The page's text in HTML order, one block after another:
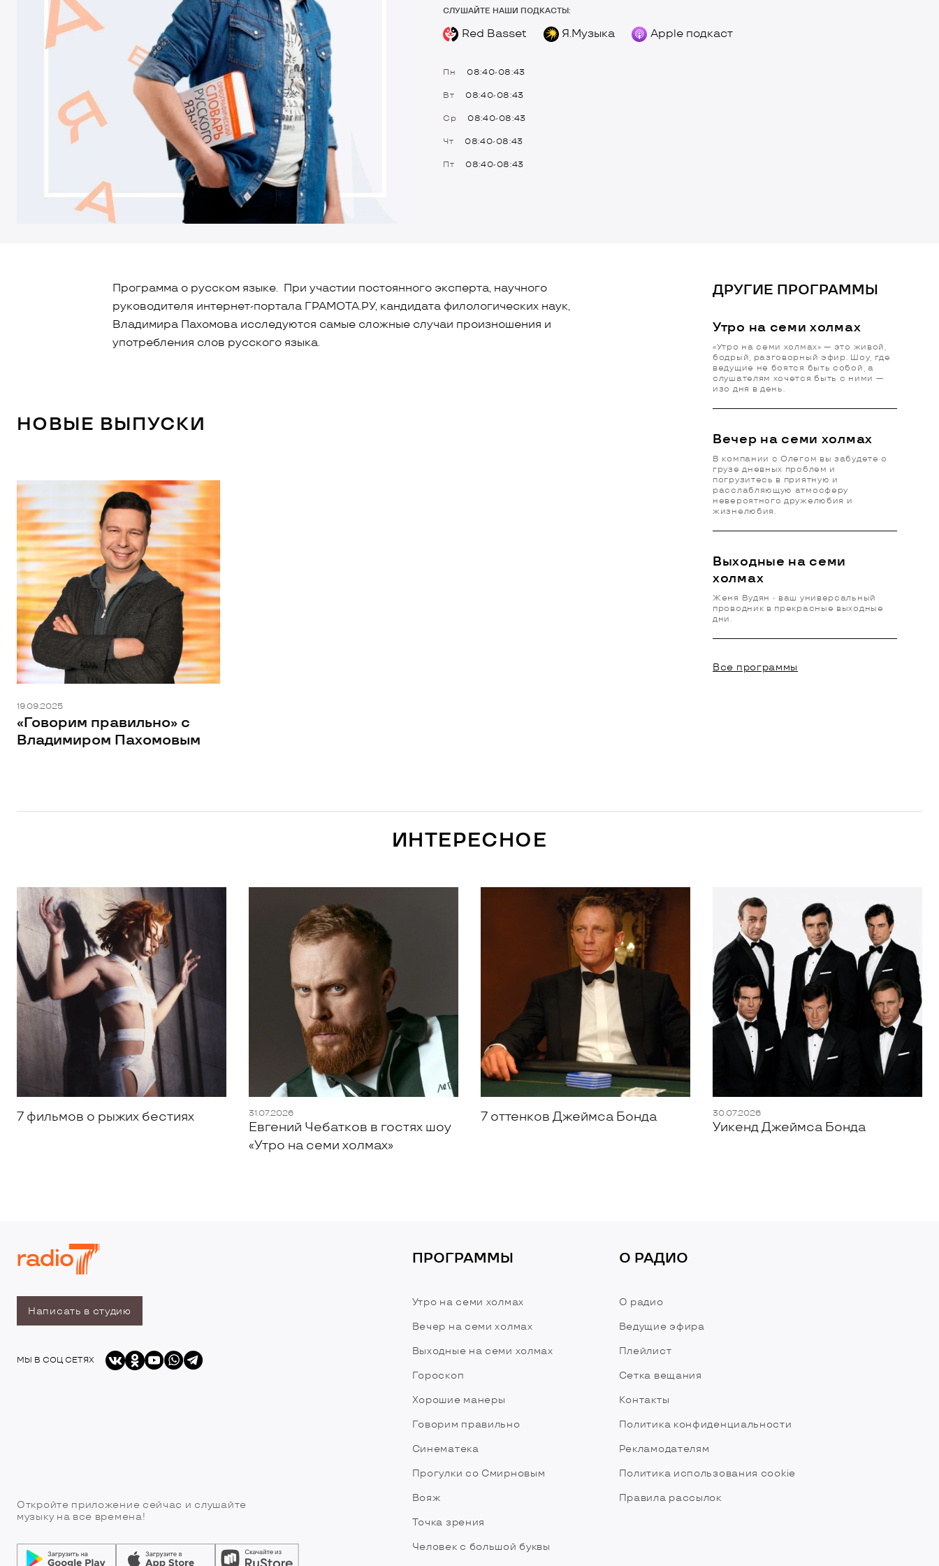
СЛУШАЙТЕ НАШИ ПОДКАСТЫ:
Red Basset Я.Музыка Apple подкаст
Пн 08:40-08:43
Вт 08:40-08:43
Ср 08:40-08:43
Чт 08:40-08:43
Пт 08:40-08:43
Программа о русском языке. При участии постоянного эксперта, научного
руководителя интернет-портала ГРАМОТА.РУ, кандидата филологических наук,
Владимира Пахомова исследуются самые сложные случаи произношения и
употребления слов русского языка.
НОВЫЕ ВЫПУСКИ
19.09.2025
«Говорим правильно» с
Владимиром Пахомовым
ДРУГИЕ ПРОГРАММЫ
Утро на семи холмах
«Утро на семи холмах» — это живой,
бодрый, разговорный эфир. Шоу, где
ведущие не боятся быть собой, а
слушателям хочется быть с ними —
изо дня в день.
Вечер на семи холмах
В компании с Олегом вы забудете о
грузе дневных проблем и
погрузитесь в приятную и
расслабляющую атмосферу
невероятного дружелюбия и
жизнелюбия.
Выходные на семи
холмах
Женя Вудян - ваш универсальный
проводник в прекрасные выходные
дни.
Все программы
ИНТЕРЕСНОЕ
7 фильмов о рыжих бестиях 31.07.2026
Евгений Чебатков в гостях шоу
«Утро на семи холмах»
7 оттенков Джеймса Бонда 30.07.2026
Уикенд Джеймса Бонда
ПРОГРАММЫ О РАДИО
Написать в студию
МЫ В СОЦ СЕТЯХ
Откройте приложение сейчас и слушайте
музыку на все времена!
Утро на семи холмах
Вечер на семи холмах
Выходные на семи холмах
Гороскоп
Хорошие манеры
Говорим правильно
Синематека
Прогулки со Смирновым
Вояж
Точка зрения
Человек с большой буквы
О радио
Ведущие эфира
Плейлист
Сетка вещания
Контакты
Политика конфиденциальности
Рекламодателям
Политика использования cookie
Правила рассылок